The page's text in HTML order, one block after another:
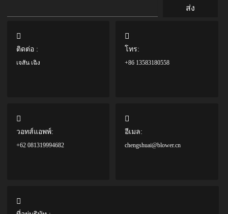
ส่ง
ติดต่อ :
เจสัน เฉิง
โทร:
+86 13583180558
วอทส์แอพพ์:
+62 081319994682
อีเมล:
chengshuai@blower.cn